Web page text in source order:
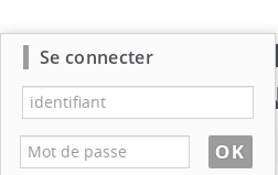
Catalogue de
du
Nouvelle recherche
Se connecter